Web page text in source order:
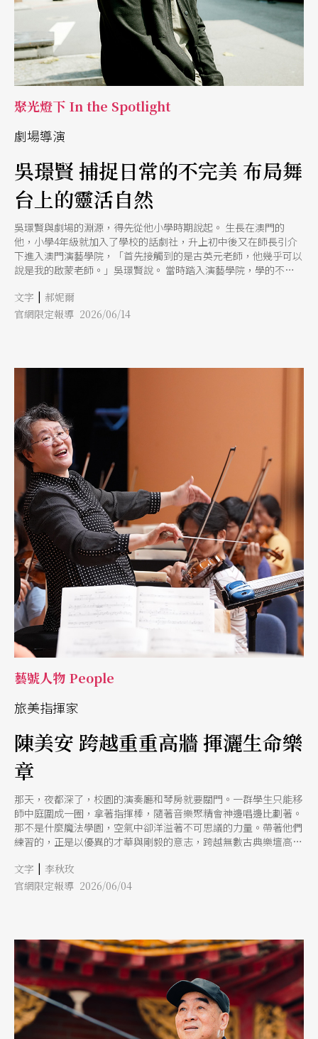
聚光燈下 In the Spotlight
劇場導演
吳璟賢 捕捉日常的不完美 布局舞
台上的靈活自然
吳璟賢與劇場的淵源，得先從他小學時期說起。 生長在澳門的
他，小學4年級就加入了學校的話劇社，升上初中後又在師長引介
下進入澳門演藝學院，「首先接觸到的是古英元老師，他幾乎可以
說是我的啟蒙老師。」吳璟賢說。 當時踏入演藝學院，學的不是
就帶著我們一起討論這對生活會有什麼影響。現在想起來，那堂課
程很像是讓我們這群青少年培養出獨立思考的能力，可以更認識自
文字 | 郝妮爾
官網限定報導 2026/06/14
藝號人物 People
旅美指揮家
陳美安 跨越重重高牆 揮灑生命樂
章
那天，夜都深了，校園的演奏廳和琴房就要關門。一群學生只能移
師中庭圍成一圈，拿著指揮棒，隨著音樂聚精會神邊唱邊比劃著。
那不是什麼魔法學園，空氣中卻洋溢著不可思議的力量。帶著他們
練習的，正是以優異的才華與剛毅的意志，跨越無數古典樂壇高牆
接掌美國芝加哥小交響樂團（Chicago Sinfonietta）音樂總監，並
帶領該團成為全球首個獲頒「麥克阿瑟獎」的交響樂團；2021年，
曼哈頓音樂學院（Manhattan School of Music）管絃樂活動總監暨
指揮系主任的重責大任。 面對這些常人難以企及的卓越成就，陳
美安的眼神依然透著對音樂的悸動與謙卑，感性地說：「音樂把我
帶到意想不到的國家、見過從來沒想過的人物。我的音樂生涯其實
就是我的人生。」這位在全球客席指揮超過160個樂團的指揮，其
背後所經歷的汗水、淚水與挫折，正如同一部跌宕起伏的交響史
詩，激昂、深邃且動人。
文字 | 李秋玫
官網限定報導 2026/06/04